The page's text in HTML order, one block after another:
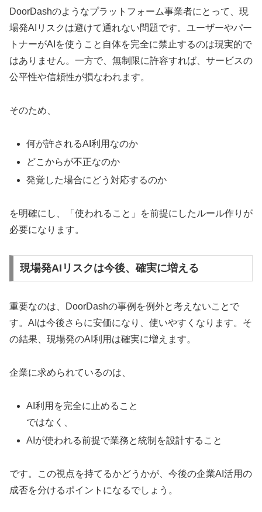
DoorDashのようなプラットフォーム事業者にとって、現
場発AIリスクは避けて通れない問題です。ユーザーやパー
トナーがAIを使うこと自体を完全に禁止するのは現実的で
はありません。一方で、無制限に許容すれば、サービスの
公平性や信頼性が損なわれます。
そのため、
何が許されるAI利用なのか
どこからが不正なのか
発覚した場合にどう対応するのか
を明確にし、「使われること」を前提にしたルール作りが
必要になります。
現場発AIリスクは今後、確実に増える
重要なのは、DoorDashの事例を例外と考えないことで
す。AIは今後さらに安価になり、使いやすくなります。そ
の結果、現場発のAI利用は確実に増えます。
企業に求められているのは、
AI利用を完全に止めること
ではなく、
AIが使われる前提で業務と統制を設計すること
です。この視点を持てるかどうかが、今後の企業AI活用の
成否を分けるポイントになるでしょう。